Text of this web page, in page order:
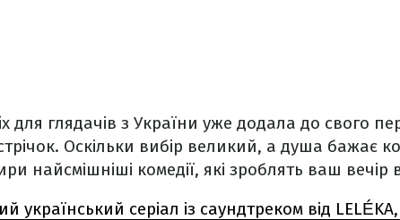
глядачів з України уже додала до свого
Оскільки вибір великий, а душа бажає
найсмішніші комедії, які зроблять ваш вечір
український серіал із саундтреком від